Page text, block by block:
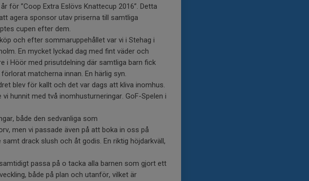
för ”Coop Extra Eslövs Knattecup 2016”. Detta
agera sponsor utav priserna till samtliga
cupen efter dem.
och efter sommaruppehållet var vi i Stehag i
En mycket lyckad dag med fint väder och
i Höör med prisutdelning där samtliga barn fick
matcherna innan. En härlig syn.
blev för kallt och det var dags att kliva inomhus.
hunnit med två inomhusturneringar. GoF-Spelen i
både den sedvanliga som
men vi passade även på att boka in oss på
drack slush och åt godis. En riktig höjdarkväll,
passa på o tacka alla barnen som gjort ett
både på plan och utanför, vilket är